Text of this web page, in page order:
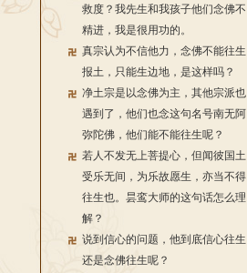
救度？我先生和我孩子他们念佛不
精进，我是很用功的。
真宗认为不信他力，念佛不能往生
报土，只能生边地，是这样吗？
净土宗是以念佛为主，其他宗派也
遇到了，他们也念这句名号南无阿
弥陀佛，他们能不能往生呢？
若人不发无上菩提心，但闻彼国土
受乐无间，为乐故愿生，亦当不得
往生也。昙鸾大师的这句话怎么理
解？
说到信心的问题，他到底信心往生
还是念佛往生呢？